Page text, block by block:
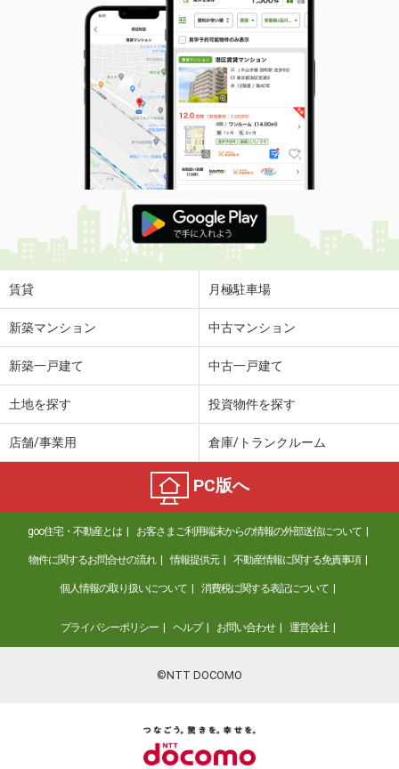
賃貸 月極駐車場
新築マンション 中古マンション
新築一戸建て 中古一戸建て
土地を探す 投資物件を探す
店舗/事業用 倉庫/トランクルーム
PC版へ
goo住宅・不動産とは お客さまご利用端末からの情報の外部送信について
物件に関するお問合せの流れ 情報提供元 不動産情報に関する免責事項
個人情報の取り扱いについて 消費税に関する表記について
プライバシーポリシー ヘルプ お問い合わせ 運営会社
©NTT DOCOMO